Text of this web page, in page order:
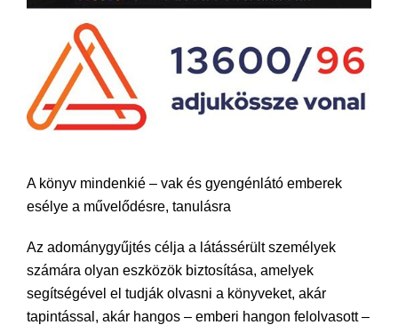
A könyv mindenkié – vak és gyengénlátó emberek
esélye a művelődésre, tanulásra
Az adománygyűjtés célja a látássérült személyek
számára olyan eszközök biztosítása, amelyek
segítségével el tudják olvasni a könyveket, akár
tapintással, akár hangos – emberi hangon felolvasott –